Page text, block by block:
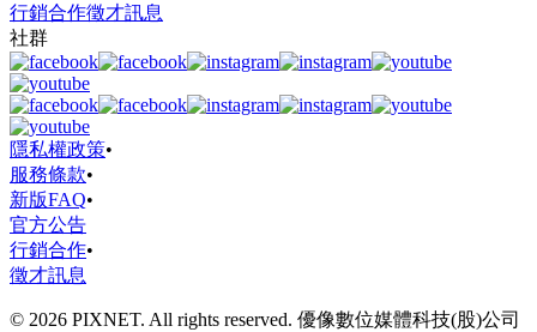
行銷合作徵才訊息
社群
隱私權政策•
服務條款•
新版FAQ•
官方公告
行銷合作•
徵才訊息
© 2026 PIXNET. All rights reserved. 優像數位媒體科技(股)公司